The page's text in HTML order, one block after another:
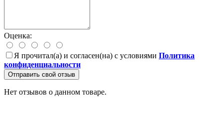
Оценка:
Я прочитал(а) и согласен(на) с условиями Политика
конфиденциальности
Отправить свой отзыв
Нет отзывов о данном товаре.